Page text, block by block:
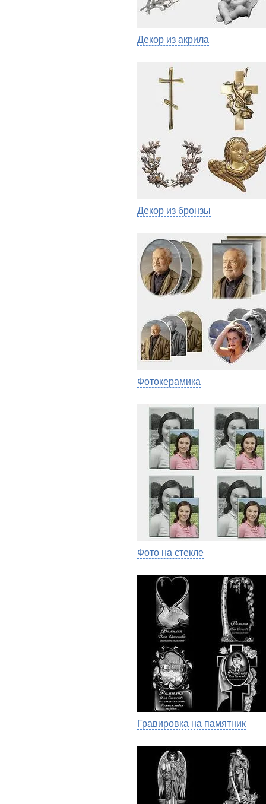
Декор из акрила
Декор из бронзы
Фотокерамика
Фото на стекле
Гравировка на памятник